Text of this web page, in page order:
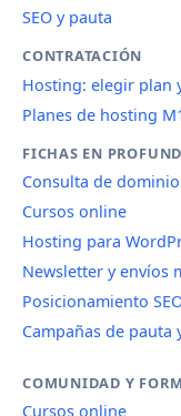
SEO y pauta
CONTRATACIÓN
Hosting: elegir plan
Planes de hosting
FICHAS EN
Consulta de dominio
Cursos online
Hosting para
Newsletter y envíos
Posicionamiento
Campañas de pauta
COMUNIDAD Y
Cursos online